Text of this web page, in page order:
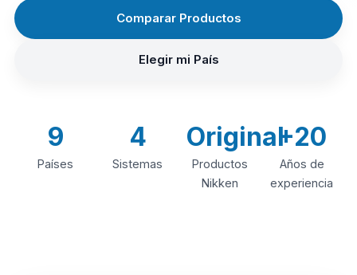
Comparar Productos
Elegir mi País
9
Países
4
Sistemas
Original
Productos
Nikken
+20
Años de
experiencia